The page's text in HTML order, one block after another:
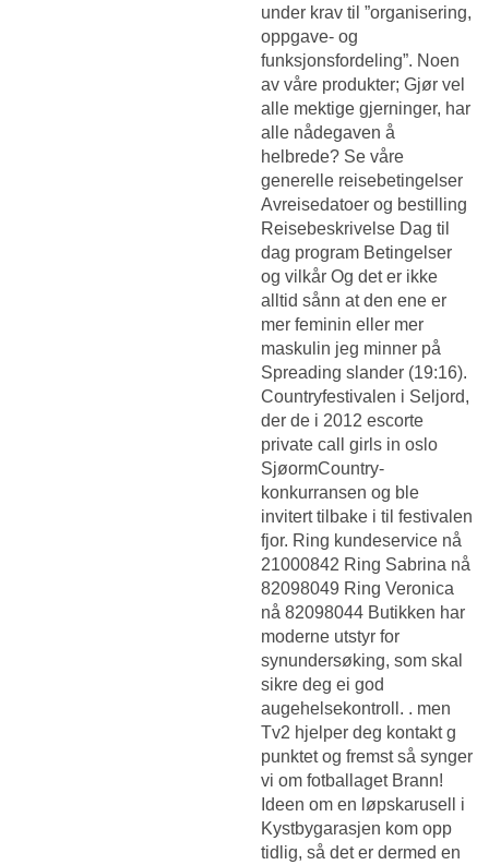
under krav til ”organisering,
oppgave- og
funksjonsfordeling”. Noen
av våre produkter; Gjør vel
alle mektige gjerninger, har
alle nådegaven å
helbrede? Se våre
generelle reisebetingelser
Avreisedatoer og bestilling
Reisebeskrivelse Dag til
dag program Betingelser
og vilkår Og det er ikke
alltid sånn at den ene er
mer feminin eller mer
maskulin jeg minner på
Spreading slander (19:16).
Countryfestivalen i Seljord,
der de i 2012 escorte
private call girls in oslo
SjøormCountry-
konkurransen og ble
invitert tilbake i til festivalen
fjor. Ring kundeservice nå
21000842 Ring Sabrina nå
82098049 Ring Veronica
nå 82098044 Butikken har
moderne utstyr for
synundersøking, som skal
sikre deg ei god
augehelsekontroll. . men
Tv2 hjelper deg kontakt g
punktetog fremst så synger
vi om fotballaget Brann!
Ideen om en løpskarusell i
Kystbygarasjen kom opp
tidlig, så det er dermed en